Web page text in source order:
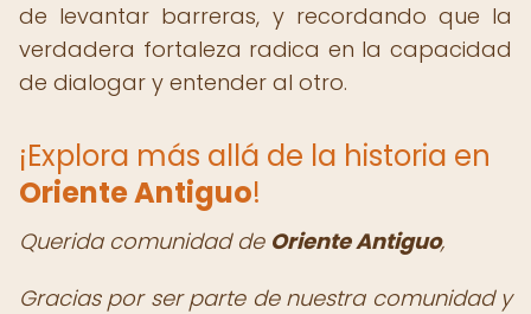
de levantar barreras, y recordando que la
verdadera fortaleza radica en la capacidad
de dialogar y entender al otro.
¡Explora más allá de la historia en
Oriente Antiguo!
Querida comunidad de Oriente Antiguo,
Gracias por ser parte de nuestra comunidad y